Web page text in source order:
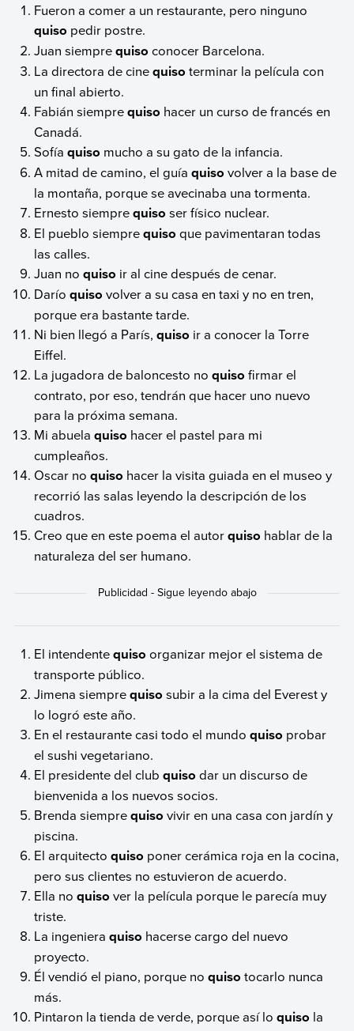
Fueron a comer a un restaurante, pero ninguno
quiso pedir postre.
Juan siemprequiso conocer Barcelona.
La directora de cinequiso terminar la película con
un final abierto.
Fabián siemprequiso hacer un curso de francés en
Canadá.
Sofíaquiso mucho a su gato de la infancia.
A mitad de camino, el guíaquiso volver a la base de
la montaña, porque se avecinaba una tormenta.
Ernesto siemprequiso ser físico nuclear.
El pueblo siemprequiso que pavimentaran todas
las calles.
Juan noquiso ir al cine después de cenar.
Daríoquiso volver a su casa en taxi y no en tren,
porque era bastante tarde.
Ni bien llegó a París,quiso ir a conocer la Torre
Eiffel.
La jugadora de baloncesto noquiso firmar el
contrato, por eso, tendrán que hacer uno nuevo
para la próxima semana.
Mi abuelaquiso hacer el pastel para mi
cumpleaños.
Oscar noquiso hacer la visita guiada en el museo y
recorrió las salas leyendo la descripción de los
cuadros.
Creo que en este poema el autorquiso hablar de la
naturaleza del ser humano.
El intendentequiso organizar mejor el sistema de
transporte público.
Jimena siemprequiso subir a la cima del Everest y
lo logró este año.
En el restaurante casi todo el mundoquiso probar
el sushi vegetariano.
El presidente del clubquiso dar un discurso de
bienvenida a los nuevos socios.
Brenda siemprequiso vivir en una casa con jardín y
piscina.
El arquitectoquiso poner cerámica roja en la cocina,
pero sus clientes no estuvieron de acuerdo.
Ella noquiso ver la película porque le parecía muy
triste.
La ingenieraquiso hacerse cargo del nuevo
proyecto.
Él vendió el piano, porque noquiso tocarlo nunca
más.
Pintaron la tienda de verde, porque así loquiso la